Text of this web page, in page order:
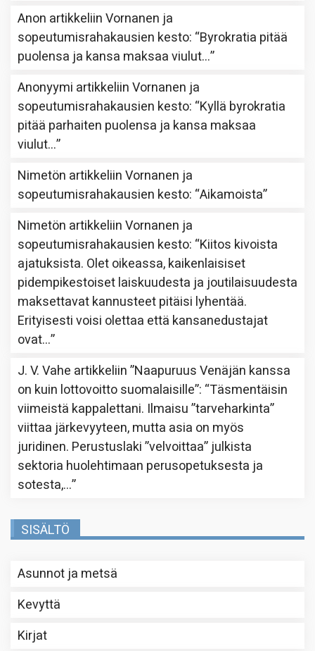
Anon artikkeliinVornanen ja
sopeutumisrahakausien kesto: “Byrokratia pitää
puolensa ja kansa maksaa viulut…”
Anonyymi artikkeliinVornanen ja
sopeutumisrahakausien kesto: “Kyllä byrokratia
pitää parhaiten puolensa ja kansa maksaa
viulut…”
Nimetön artikkeliinVornanen ja
sopeutumisrahakausien kesto: “Aikamoista”
Nimetön artikkeliinVornanen ja
sopeutumisrahakausien kesto: “Kiitos kivoista
ajatuksista. Olet oikeassa, kaikenlaisiset
pidempikestoiset laiskuudesta ja joutilaisuudesta
maksettavat kannusteet pitäisi lyhentää.
Erityisesti voisi olettaa että kansanedustajat
ovat…”
J. V. Vahe artikkeliin”Naapuruus Venäjän kanssa
on kuin lottovoitto suomalaisille”: “Täsmentäisin
viimeistä kappalettani. Ilmaisu ”tarveharkinta”
viittaa järkevyyteen, mutta asia on myös
juridinen. Perustuslaki ”velvoittaa” julkista
sektoria huolehtimaan perusopetuksesta ja
sotesta,…”
SISÄLTÖ
Asunnot ja metsä
Kevyttä
Kirjat